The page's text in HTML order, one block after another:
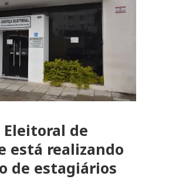
de
está realizando
de estagiários